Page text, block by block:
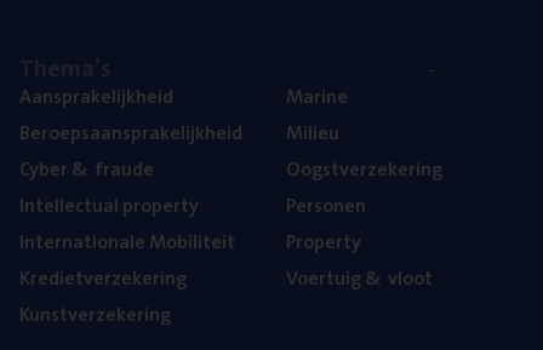
Aan­spra­ke­lijk­heid
Beroeps­aan­spra­ke­lijk­heid
Cyber& fraude
Intel­lec­tu­al property
Inter­na­ti­o­na­le Mobiliteit
Kre­diet­ver­ze­ke­ring
Kunst­ver­ze­ke­ring
Mari­ne
Mili­eu
Oogst­ver­ze­ke­ring
Per­so­nen
Pro­per­ty
Voer­tuig& vloot